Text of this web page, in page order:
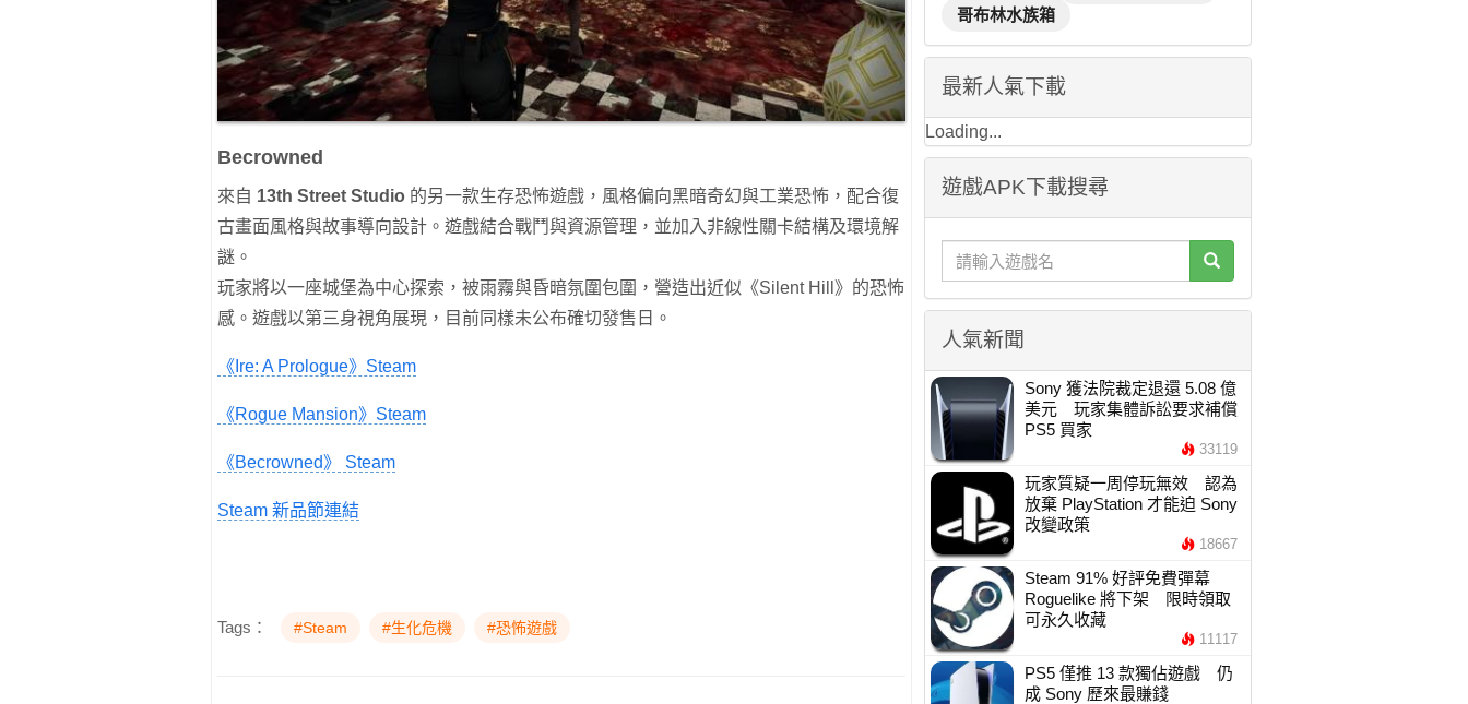
Becrowned
來自 13th Street Studio 的另一款生存恐怖遊戲，風格偏向黑暗奇幻與工業恐怖，配合復
古畫面風格與故事導向設計。遊戲結合戰鬥與資源管理，並加入非線性關卡結構及環境解
謎。
玩家將以一座城堡為中心探索，被雨霧與昏暗氛圍包圍，營造出近似《Silent Hill》的恐怖
感。遊戲以第三身視角展現，目前同樣未公布確切發售日。
《Ire: A Prologue》Steam
《Rogue Mansion》Steam
《Becrowned》 Steam
Steam 新品節連結
Tags： #Steam #生化危機 #恐怖遊戲
哥布林水族箱
最新人氣下載
Loading...
遊戲APK下載搜尋
人氣新聞
Sony 獲法院裁定退還 5.08 億
美元 玩家集體訴訟要求補償
PS5 買家
33119
玩家質疑一周停玩無效 認為
放棄 PlayStation 才能迫 Sony
改變政策
18667
Steam 91% 好評免費彈幕
Roguelike 將下架 限時領取
可永久收藏
11117
PS5 僅推 13 款獨佔遊戲 仍
成 Sony 歷來最賺錢